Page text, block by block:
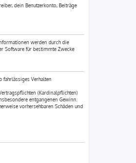
dein Benutzerkonto, Beiträge
werden durch die
Software für bestimmte Zwecke
fahrlässiges Verhalten
(Kardinalpflichten)
entgangenen Gewinn.
vorhersehbaren Schäden und